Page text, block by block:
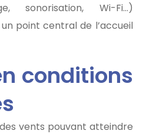
sonorisation, Wi-Fi…)
point central de l’accueil
conditions
vents pouvant atteindre